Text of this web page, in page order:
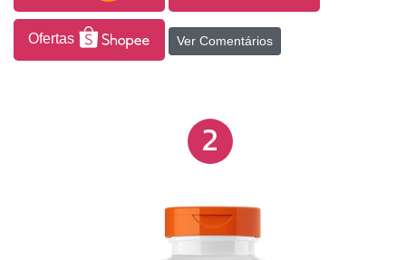
funcionamento do sistema imune e no metabolismo
energético de proteínas e gorduras.
Ofertas Ver Comentários
2